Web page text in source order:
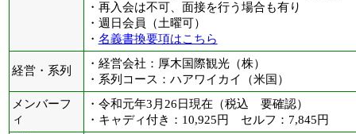
・再入会は不可、面接を行う場合も有り
・週日会員（土曜可）
・ 名義書換要項はこちら
経営・系列
・経営会社：厚木国際観光（株）
・系列コース：ハアワイカイ（米国）
メンバーフ
ィ
・令和元年3月26日現在（税込 要確認）
・キャディ付き：10,925円 セルフ：7,845円